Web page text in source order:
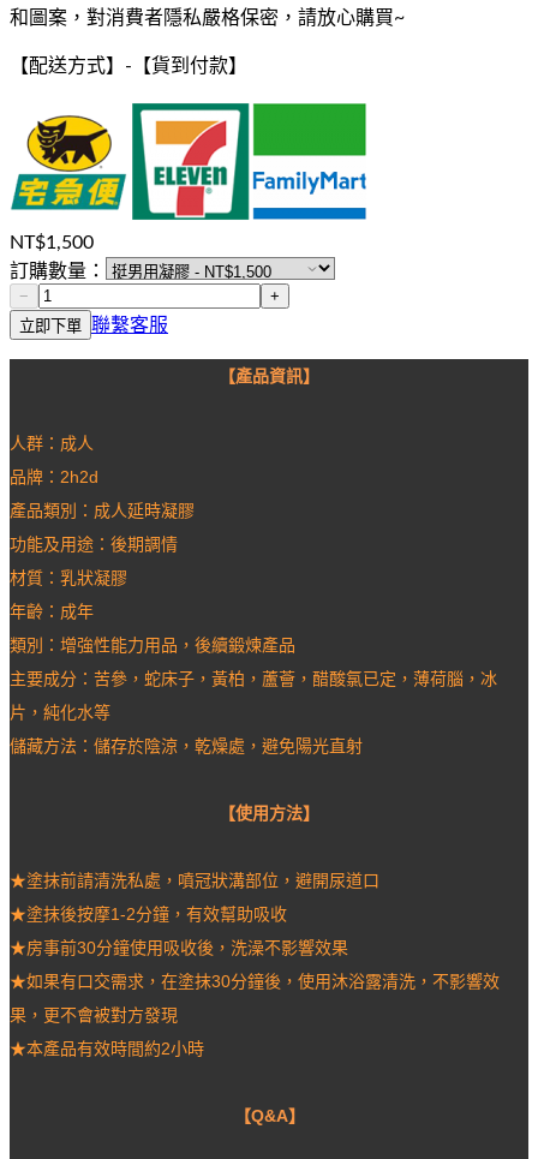
和圖案，對消費者隱私嚴格保密，請放心購買~
【配送方式】 - 【貨到付款】
NT$1,500
訂購數量：
−
+
立即下單 聯繫客服
【產品資訊】
人群：成人
品牌：2h2d
產品類別：成人延時凝膠
功能及用途：後期調情
材質：乳狀凝膠
年齡：成年
類別：增強性能力用品，後續鍛煉產品
主要成分：苦參，蛇床子，黃柏，蘆薈，醋酸氯已定，薄荷腦，冰
片，純化水等
儲藏方法：儲存於陰涼，乾燥處，避免陽光直射
【使用方法】
★塗抹前請清洗私處，噴冠狀溝部位，避開尿道口
★塗抹後按摩1-2分鐘，有效幫助吸收
★房事前30分鐘使用吸收後，洗澡不影響效果
★如果有口交需求，在塗抹30分鐘後，使用沐浴露清洗，不影響效
果，更不會被對方發現
★本產品有效時間約2小時
【Q&A】